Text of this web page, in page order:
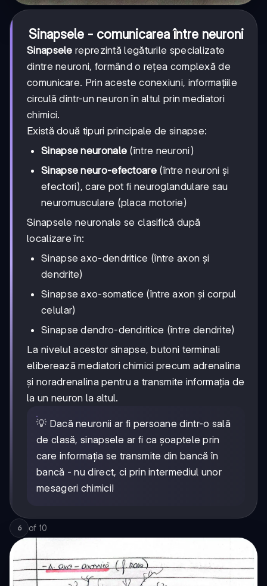
Sinapsele - comunicarea între neuroni
Sinapsele reprezintă legăturile specializate
dintre neuroni, formând o rețea complexă de
comunicare. Prin aceste conexiuni, informațiile
circulă dintr-un neuron în altul prin mediatori
chimici.
Există două tipuri principale de sinapse:
Sinapse neuronale (între neuroni)
Sinapse neuro-efectoare(între neuroni și
efectori), care pot fi neuroglandulare sau
neuromusculare (placa motorie)
Sinapsele neuronale se clasifică după
localizare în:
Sinapse axo-dendritice (între axon și
dendrite)
Sinapse axo-somatice (între axon și corpul
celular)
Sinapse dendro-dendritice (între dendrite)
La nivelul acestor sinapse, butoni terminali
eliberează mediatori chimici precum adrenalina
și noradrenalina pentru a transmite informația de
la un neuron la altul.
💡 Dacă neuronii ar fi persoane dintr-o sală
de clasă, sinapsele ar fi ca șoaptele prin
care informația se transmite din bancă în
bancă - nu direct, ci prin intermediul unor
mesageri chimici!
6 of 10